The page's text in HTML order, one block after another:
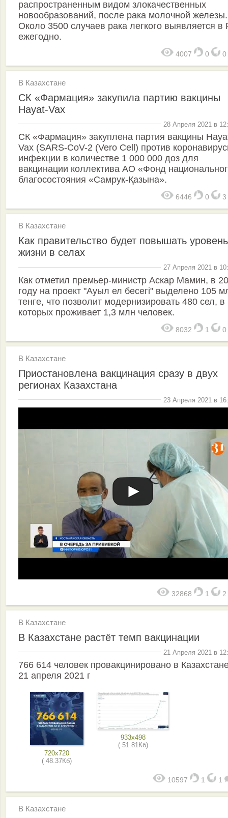
распространенным видом злокачественных
новообразований, после рака молочной железы.
Около 3500 случаев рака легкого выявляется в
ежегодно.
4007 0 0
В Казахстане
СК «Фармация» закупила партию вакцины
Hayat-Vax
28 Апреля 2021 в
СК «Фармация» закуплена партия вакцины
Vax (SARS-CoV-2 (Vero Cell) против
инфекции в количестве 1 000 000 доз для
вакцинации коллектива АО «Фонд
благосостояния «Самрук-Қазына».
6446 0 3
В Казахстане
Как правительство будет повышать уровень
жизни в селах
27 Апреля 2021 в
Как отметил премьер-министр Аскар Мамин, в
году на проект "Ауыл ел бесегі" выделено 105
тенге, что позволит модернизировать 480 сел, в
которых проживает 1,3 млн человек.
8032 1 0
В Казахстане
Приостановлена вакцинация сразу в двух
регионах Казахстана
23 Апреля 2021 в
32868 1 2
В Казахстане
В Казахстане растёт темп вакцинации
21 Апреля 2021 в
766 614 человек провакцинировано в
21 апреля 2021 г
720x720
( 48.37Кб)
933x498
( 51.81Кб)
10597 1 1
В Казахстане